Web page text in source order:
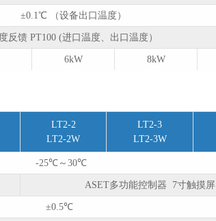
±0.1℃ （设备出口温度）
反馈 PT100 (进口温度、出口温度）
6kW 8kW
LT2-2
LT2-2W
LT2-3
LT2-3W
-25℃～30℃
ASET多功能控制器 7寸触摸屏
±0.5℃